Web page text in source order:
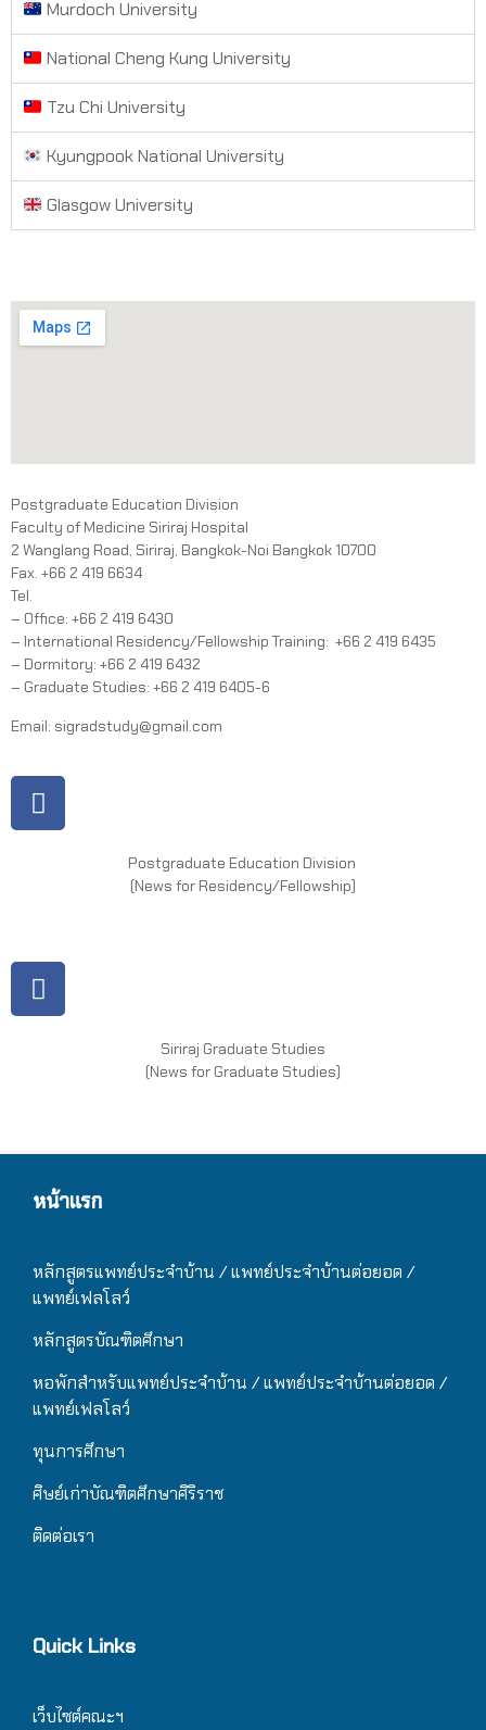
Murdoch University
National Cheng Kung University
Tzu Chi University
Kyungpook National University
Glasgow University
Postgraduate Education Division
Faculty of Medicine Siriraj Hospital
2 Wanglang Road, Siriraj, Bangkok-Noi Bangkok 10700
Fax. +66 2 419 6634
Tel.
– Office: +66 2 419 6430
– International Residency/Fellowship Training: +66 2 419 6435
– Dormitory: +66 2 419 6432
– Graduate Studies: +66 2 419 6405-6
Email: sigradstudy@gmail.com
Postgraduate Education Division
(News for Residency/Fellowship)
Siriraj Graduate Studies
(News for Graduate Studies)
หน้าแรก
หลักสูตรแพทย์ประจำบ้าน / แพทย์ประจำบ้านต่อยอด /
แพทย์เฟลโลว์
หลักสูตรบัณฑิตศึกษา
หอพักสำหรับแพทย์ประจำบ้าน / แพทย์ประจำบ้านต่อยอด /
แพทย์เฟลโลว์
ทุนการศึกษา
ศิษย์เก่าบัณฑิตศึกษาศิริราช
ติดต่อเรา
Quick Links
เว็บไซต์คณะฯ